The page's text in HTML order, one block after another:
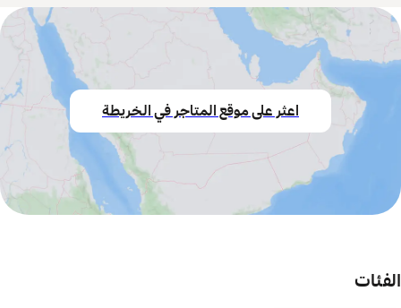
اعثر على موقع المتاجر في الخريطة
الفئات